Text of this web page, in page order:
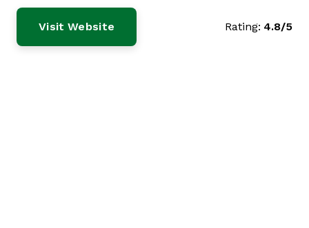
Visit Website Rating: 4.8/5